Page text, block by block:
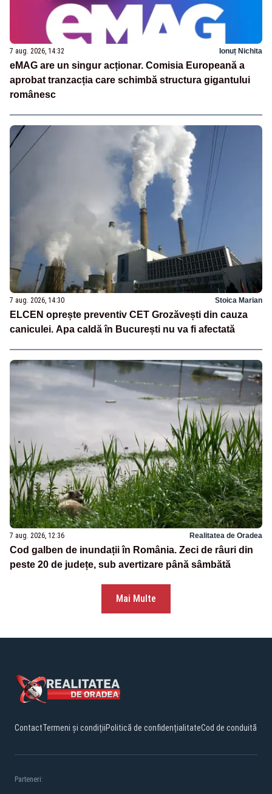
7 aug. 2026, 14:32 Ionuț Nichita
eMAG are un singur acționar. Comisia Europeană a
aprobat tranzacția care schimbă structura gigantului
românesc
7 aug. 2026, 14:30 Stoica Marian
ELCEN oprește preventiv CET Grozăvești din cauza
caniculei. Apa caldă în București nu va fi afectată
7 aug. 2026, 12:36 Realitatea de Oradea
Cod galben de inundații în România. Zeci de râuri din
peste 20 de județe, sub avertizare până sâmbătă
Mai Multe
ContactTermeni și condițiiPolitică de confidențialitateCod de conduită
Parteneri: